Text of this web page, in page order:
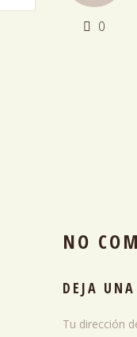
0
NO
DEJA
Tu dirección